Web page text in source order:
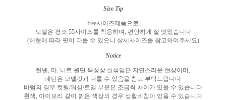
Size Tip
free사이즈제품으로
모델은 평소 55사이즈를 착용하며 편안하게 잘 맞았습니다
(체형에 따라 핏이 다를 수 있으니 상세사이즈를 참고하여주세요)
Notice
린넨 마 니트 원단 특성상 실섞임은 자연스러운 현상이며
패턴은 모델컷과 다를 수 있음을 참고 부탁드립니다
바텀의 경우 컷팅/워싱/트임 부분은 조금씩 차이가 있을 수 있습니다
흰색 아이보리 같이 밝은 색상의 경우 생활비침이 있을 수 있습니다